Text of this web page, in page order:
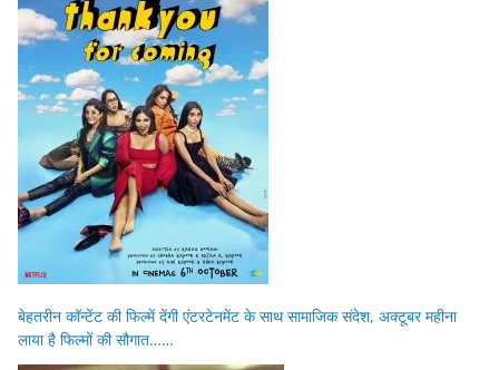
बेहतरीन कॉन्टेंट की फिल्में देंगी एंटरटेनमेंट के साथ सामाजिक संदेश, अक्टूबर महीना
लाया है फिल्मों की सौगात……